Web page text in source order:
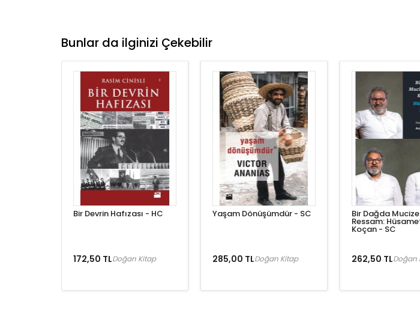
Bunlar da ilginizi Çekebilir
Bir Devrin Hafızası - HC
172,50 TLDoğan Kitap
Yaşam Dönüşümdür - SC
285,00 TLDoğan Kitap
Bir Dağda
Ressam:
Koçan - SC
262,50 TLDoğan